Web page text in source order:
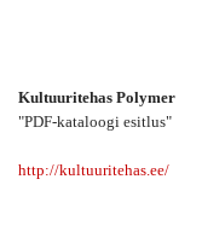
Kultuuritehas Polymer
"PDF-kataloogi esitlus"
http://kultuuritehas.ee/